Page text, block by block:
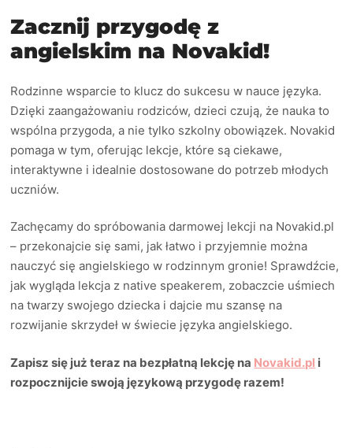
Zacznij przygodę z
angielskim na Novakid!
Rodzinne wsparcie to klucz do sukcesu w nauce języka.
Dzięki zaangażowaniu rodziców, dzieci czują, że nauka to
wspólna przygoda, a nie tylko szkolny obowiązek. Novakid
pomaga w tym, oferując lekcje, które są ciekawe,
interaktywne i idealnie dostosowane do potrzeb młodych
uczniów.
Zachęcamy do spróbowania darmowej lekcji na Novakid.pl
– przekonajcie się sami, jak łatwo i przyjemnie można
nauczyć się angielskiego w rodzinnym gronie! Sprawdźcie,
jak wygląda lekcja z native speakerem, zobaczcie uśmiech
na twarzy swojego dziecka i dajcie mu szansę na
rozwijanie skrzydeł w świecie języka angielskiego.
Zapisz się już teraz na bezpłatną lekcję na Novakid.pl i
rozpocznijcie swoją językową przygodę razem!